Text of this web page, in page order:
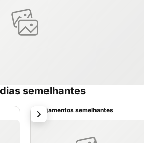
semelhantes
Alojamentos semelhantes
próximo